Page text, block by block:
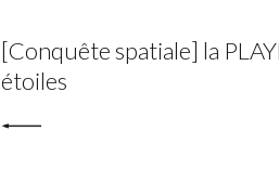
[Conquête spatiale] la
étoiles